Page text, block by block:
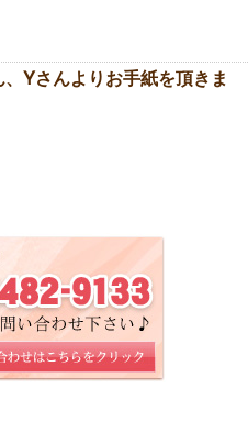
、Yさんよりお手紙を頂きま